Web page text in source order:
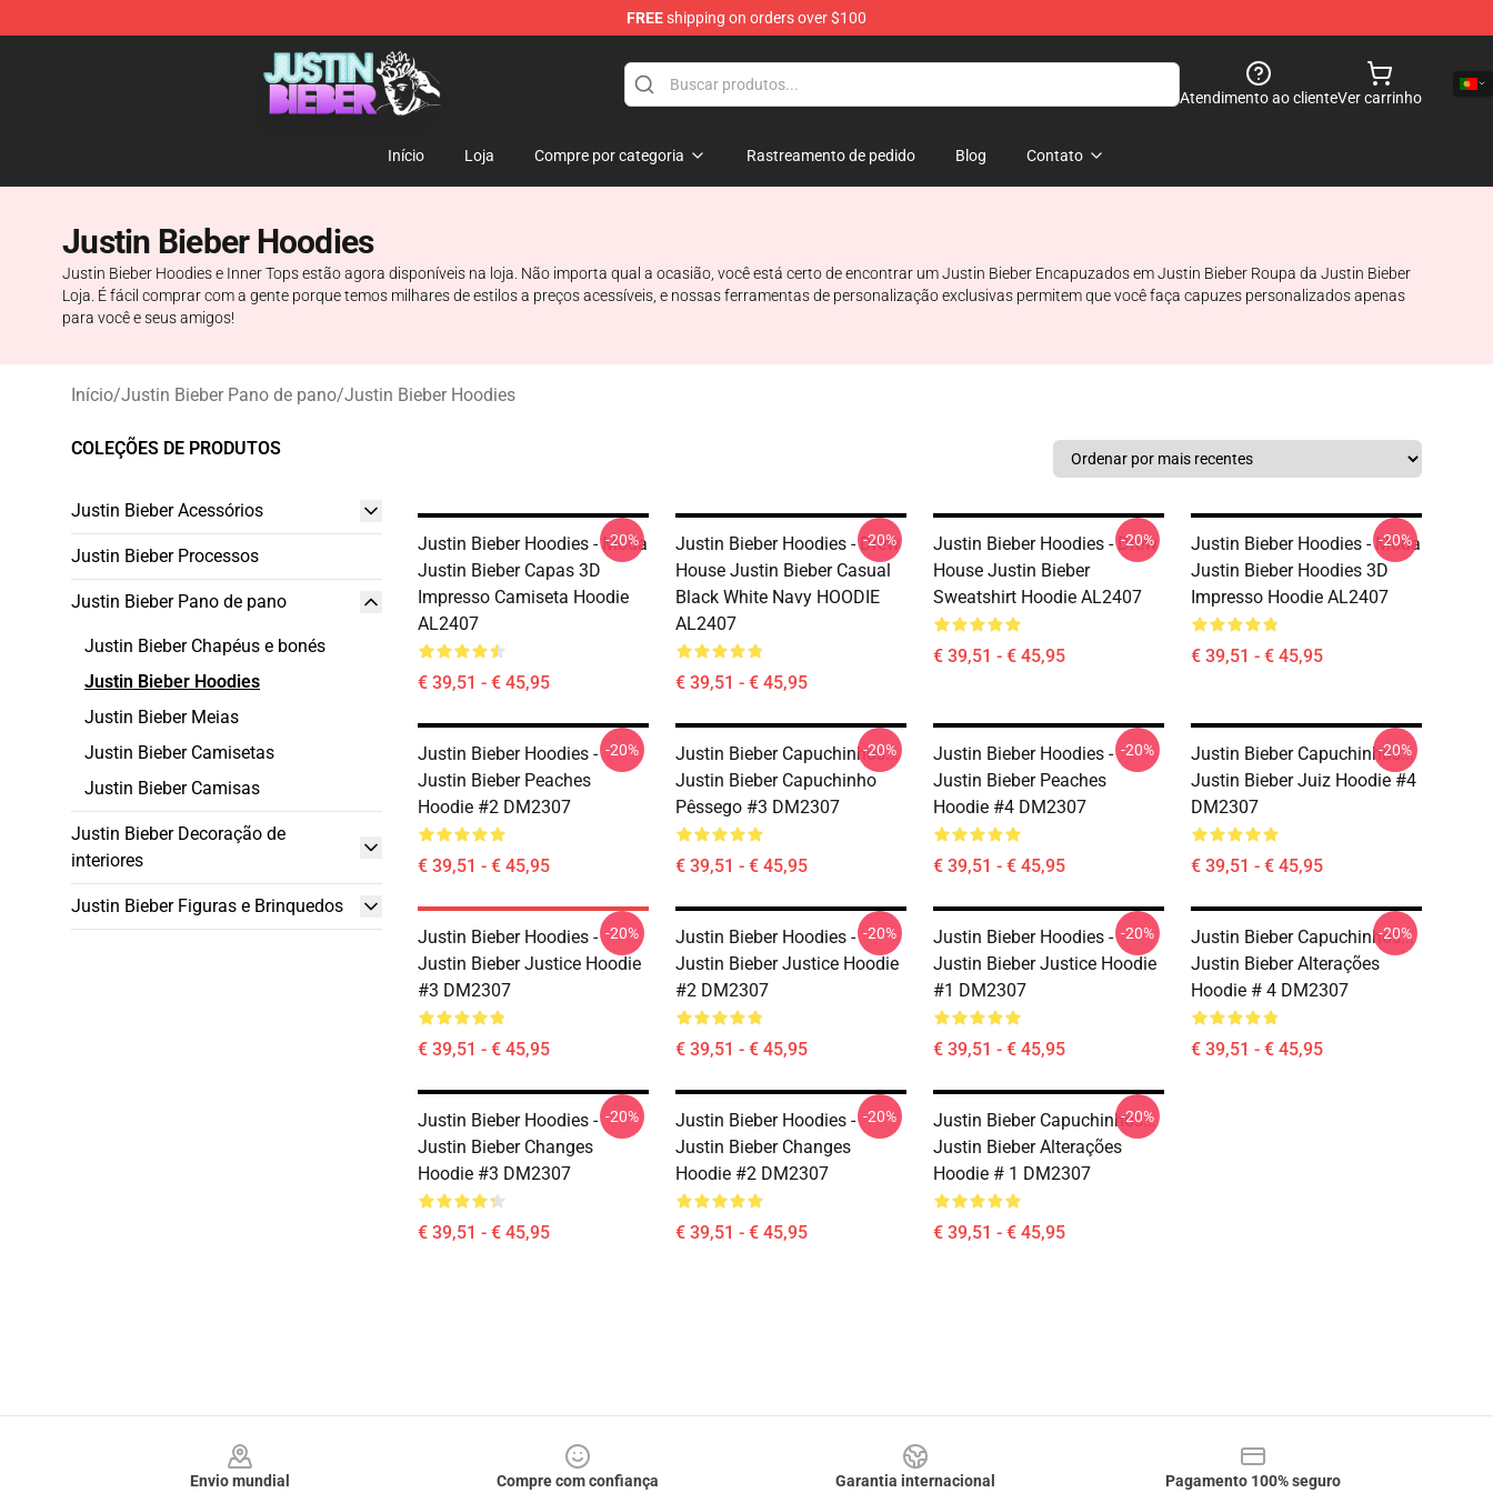
FREEshipping on orders over $100
Justin Bieber Store - Official Justin Bieber Merchandise Shop
Atendimento ao clienteVer carrinho
Início Loja Compre por categoria Rastreamento de pedido Blog Contato
Justin Bieber Hoodies
Justin Bieber Hoodies e Inner Tops estão agora disponíveis na loja. Não importa qual a ocasião, você está certo de encontrar um Justin Bieber Encapuzados em Justin Bieber Roupa da Justin Bieber
Loja. É fácil comprar com a gente porque temos milhares de estilos a preços acessíveis, e nossas ferramentas de personalização exclusivas permitem que você faça capuzes personalizados apenas
para você e seus amigos!
Início/Justin Bieber Pano de pano/Justin Bieber Hoodies
COLEÇÕES DE PRODUTOS
Justin Bieber Acessórios
Justin Bieber Processos
Justin Bieber Pano de pano
Justin Bieber Chapéus e bonés
Justin Bieber Hoodies
Justin Bieber Meias
Justin Bieber Camisetas
Justin Bieber Camisas
Justin Bieber Decoração de
interiores
Justin Bieber Figuras e Brinquedos
Justin Bieber Hoodies - Moda
Justin Bieber Capas 3D
Impresso Camiseta Hoodie
AL2407
€ 39,51 - € 45,95
-20%
Justin Bieber Hoodies - Drew
House Justin Bieber Casual
Black White Navy HOODIE
AL2407
€ 39,51 - € 45,95
-20%
Justin Bieber Hoodies - Drew
House Justin Bieber
Sweatshirt Hoodie AL2407
€ 39,51 - € 45,95
-20%
Justin Bieber Hoodies - Moda
Justin Bieber Hoodies 3D
Impresso Hoodie AL2407
€ 39,51 - € 45,95
-20%
Justin Bieber Hoodies -
Justin Bieber Peaches
Hoodie #2 DM2307
€ 39,51 - € 45,95
-20%
Justin Bieber Capuchinhos...
Justin Bieber Capuchinho
Pêssego #3 DM2307
€ 39,51 - € 45,95
-20%
Justin Bieber Hoodies -
Justin Bieber Peaches
Hoodie #4 DM2307
€ 39,51 - € 45,95
-20%
Justin Bieber Capuchinhos...
Justin Bieber Juiz Hoodie #4
DM2307
€ 39,51 - € 45,95
-20%
Justin Bieber Hoodies -
Justin Bieber Justice Hoodie
#3 DM2307
€ 39,51 - € 45,95
-20%
Justin Bieber Hoodies -
Justin Bieber Justice Hoodie
#2 DM2307
€ 39,51 - € 45,95
-20%
Justin Bieber Hoodies -
Justin Bieber Justice Hoodie
#1 DM2307
€ 39,51 - € 45,95
-20%
Justin Bieber Capuchinhos...
Justin Bieber Alterações
Hoodie # 4 DM2307
€ 39,51 - € 45,95
-20%
Justin Bieber Hoodies -
Justin Bieber Changes
Hoodie #3 DM2307
€ 39,51 - € 45,95
-20%
Justin Bieber Hoodies -
Justin Bieber Changes
Hoodie #2 DM2307
€ 39,51 - € 45,95
-20%
Justin Bieber Capuchinhos...
Justin Bieber Alterações
Hoodie # 1 DM2307
€ 39,51 - € 45,95
-20%
Envio mundial Compre com confiança Garantia internacional Pagamento 100% seguro